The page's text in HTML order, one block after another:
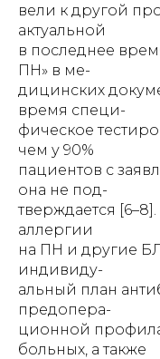
вели к другой
актуальной
в последнее
ПН» в ме-
дицинских
время специ-
фическое
чем у 90%
пациентов с
она не под-
тверждается
аллергии
на ПН и другие
индивиду-
альный план
предопера-
ционной
больных, а также